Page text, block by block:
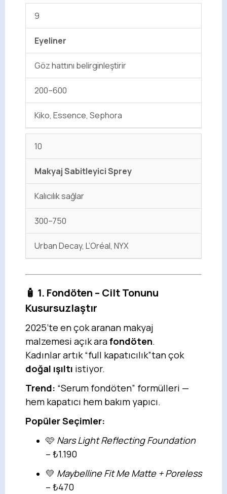
9
Eyeliner
Göz hattını belirginleştirir
200–600
Kiko, Essence, Sephora
10
Makyaj Sabitleyici Sprey
Kalıcılık sağlar
300–750
Urban Decay, L’Oréal, NYX
🧴 1. Fondöten – Cilt Tonunu
Kusursuzlaştır
2025’te en çok aranan makyaj
malzemesi açık arafondöten.
Kadınlar artık “full kapatıcılık”tan çok
doğal ışıltı istiyor.
Trend: “Serum fondöten” formülleri —
hem kapatıcı hem bakım yapıcı.
Popüler Seçimler:
🩷 Nars Light Reflecting Foundation
– ₺1.190
💛 Maybelline Fit Me Matte + Poreless
– ₺470